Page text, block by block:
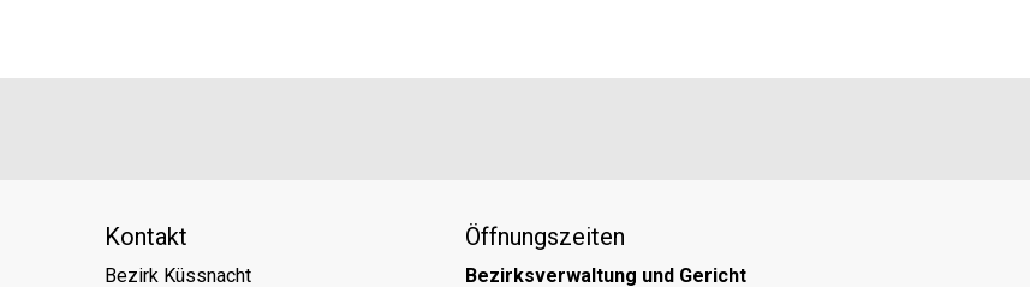
Kontakt
Bezirk Küssnacht
Öffnungszeiten
Bezirksverwaltung und Gericht